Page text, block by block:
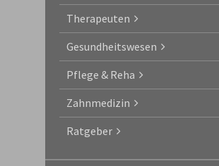
Therapeuten
Gesundheitswesen
Pflege & Reha
Zahnmedizin
Ratgeber